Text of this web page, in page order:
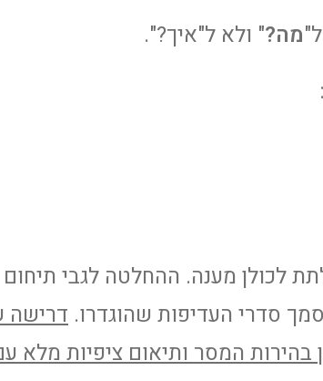
מה?" ולא ל"איך?".
לכולן מענה. ההחלטה לגבי תיחום
סדרי העדיפות שהוגדרו. דרישה
המסר ותיאום ציפיות מלא